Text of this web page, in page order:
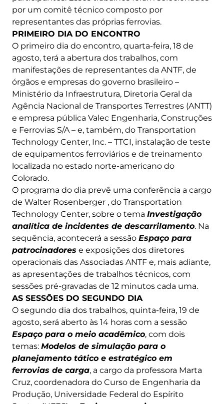
por um comitê técnico composto por
representantes das próprias ferrovias.
PRIMEIRO DIA DO ENCONTRO
O primeiro dia do encontro, quarta-feira, 18 de
agosto, terá a abertura dos trabalhos, com
manifestações de representantes da ANTF, de
órgãos e empresas do governo brasileiro –
Ministério da Infraestrutura, Diretoria Geral da
Agência Nacional de Transportes Terrestres (ANTT)
e empresa pública Valec Engenharia, Construções
e Ferrovias S/A – e, também, do Transportation
Technology Center, Inc. – TTCI, instalação de teste
de equipamentos ferroviários e de treinamento
localizada no estado norte-americano do
Colorado.
O programa do dia prevê uma conferência a cargo
de Walter Rosenberger , do Transportation
Technology Center, sobre o tema Investigação
analítica de incidentes de descarrilamento. Na
sequência, acontecerá a sessão Espaço para
patrocinadores e exposições dos diretores
operacionais das Associadas ANTF e, mais adiante,
as apresentações de trabalhos técnicos, com
sessões pré-gravadas de 12 minutos cada uma.
AS SESSÕES DO SEGUNDO DIA
O segundo dia dos trabalhos, quinta-feira, 19 de
agosto, será aberto às 14 horas com a sessão
Espaço para o meio acadêmico, com dois
temas: Modelos de simulação para o
planejamento tático e estratégico em
ferrovias de carga, a cargo da professora Marta
Cruz, coordenadora do Curso de Engenharia da
Produção, Universidade Federal do Espírito